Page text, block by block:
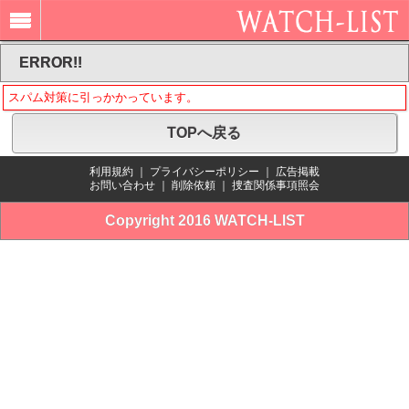
ERROR!!
スパム対策に引っかかっています。
TOPへ戻る
利用規約 プライバシーポリシー
広告掲載
お問い合わせ
削除依頼 捜査関係事項照会
Copyright 2016 WATCH-LIST